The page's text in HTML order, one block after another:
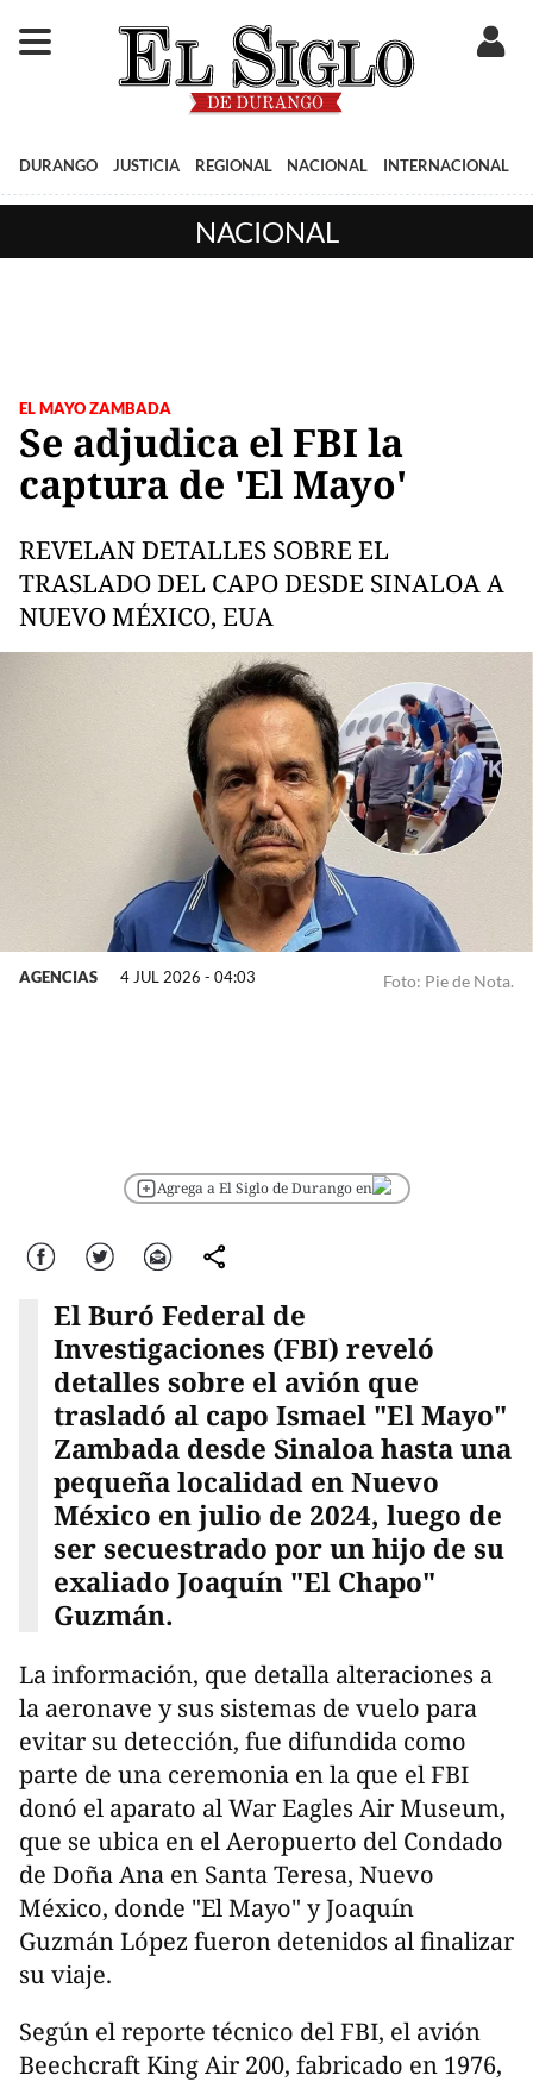
DURANGO JUSTICIA REGIONAL NACIONAL INTERNACIONAL
NACIONAL
EL MAYO ZAMBADA
Se adjudica el FBI la
captura de 'El Mayo'
REVELAN DETALLES SOBRE EL
TRASLADO DEL CAPO DESDE SINALOA A
NUEVO MÉXICO, EUA
Foto: Pie de Nota.
AGENCIAS 4 JUL 2026 - 04:03
Agrega a El Siglo de Durango en
Facebook Twitter Correo comparte
El Buró Federal de
Investigaciones (FBI) reveló
detalles sobre el avión que
trasladó al capo Ismael "El Mayo"
Zambada desde Sinaloa hasta una
pequeña localidad en Nuevo
México en julio de 2024, luego de
ser secuestrado por un hijo de su
exaliado Joaquín "El Chapo"
Guzmán.
La información, que detalla alteraciones a
la aeronave y sus sistemas de vuelo para
evitar su detección, fue difundida como
parte de una ceremonia en la que el FBI
donó el aparato al War Eagles Air Museum,
que se ubica en el Aeropuerto del Condado
de Doña Ana en Santa Teresa, Nuevo
México, donde "El Mayo" y Joaquín
Guzmán López fueron detenidos al finalizar
su viaje.
Según el reporte técnico del FBI, el avión
Beechcraft King Air 200, fabricado en 1976,